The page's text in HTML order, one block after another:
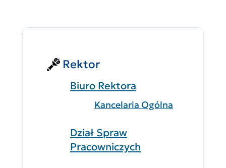
Rektor
Biuro Rektora
Kancelaria Ogólna
Dział Spraw
Pracowniczych